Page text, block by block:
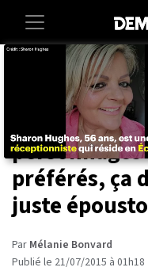
Lifestyle
Quand des
font faire
préférés, ça
juste
Par Mélanie Bonvard
Publié le 21/07/2015 à 01h18